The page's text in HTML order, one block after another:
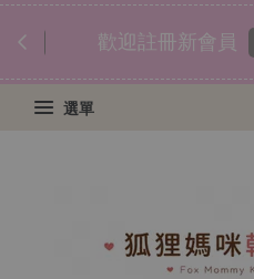
知 歡迎註冊新會員
選單